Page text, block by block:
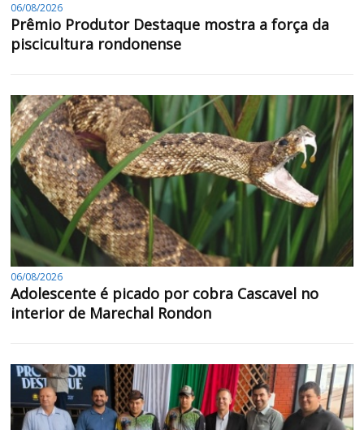
06/08/2026
Prêmio Produtor Destaque mostra a força da
piscicultura rondonense
06/08/2026
Adolescente é picado por cobra Cascavel no
interior de Marechal Rondon